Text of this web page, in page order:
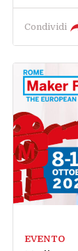
Condividi
EVENTO